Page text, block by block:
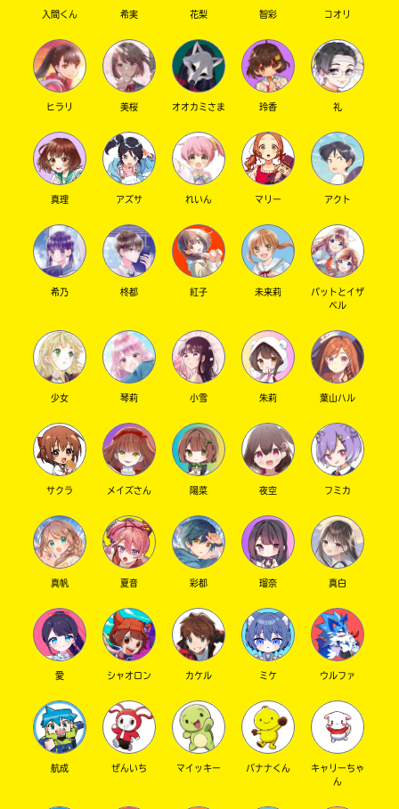
キーワードから探す
オフィシャルアカウント
SNSでシェアする
入間くん 希実 花梨 智彩 コオリ
ヒラリ 美桜 オオカミさま 玲香 礼
真理 アズサ れいん マリー アクト
希乃 柊都 紅子 未来莉
パットとイザ
ベル
少女 琴莉 小雪 朱莉 葉山ハル
サクラ メイズさん 陽菜 夜空 フミカ
真帆 夏音 彩都 瑠奈 真白
愛 シャオロン カケル ミケ ウルファ
航成 ぜんいち マイッキー バナナくん
キャリーちゃ
ん